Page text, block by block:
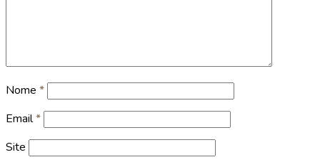
Nome *
Email*
Site